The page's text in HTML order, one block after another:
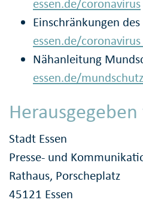
essen.de/coronavirus
Einschränkungen
essen.de/
Nähanleitung
essen.de/
Stadt Essen
Presse- und
Rathaus, Porscheplatz
45121 Essen